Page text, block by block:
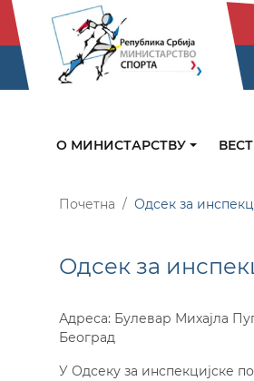
О МИНИСТАРСТВУ
Почетна Одсек за
Одсек за
Адреса: Булевар Михајла
Београд
У Одсеку за инспекцијске